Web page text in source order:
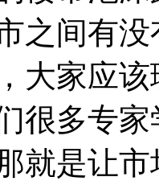
之间有
大家应
很多专
就是让